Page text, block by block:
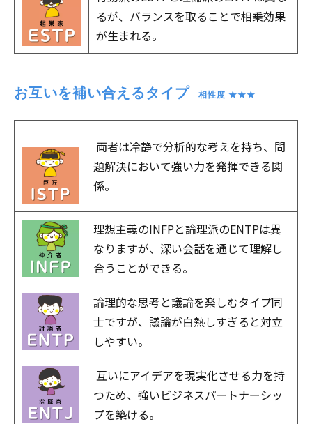
るが、バランスを取ることで相乗効果
が生まれる。
お互いを補い合えるタイプ 相性度 ★★★
両者は冷静で分析的な考えを持ち、問
題解決において強い力を発揮できる関
係。
理想主義のINFPと論理派のENTPは異
なりますが、深い会話を通じて理解し
合うことができる。
論理的な思考と議論を楽しむタイプ同
士ですが、議論が白熱しすぎると対立
しやすい。
互いにアイデアを現実化させる力を持
つため、強いビジネスパートナーシッ
プを築ける。